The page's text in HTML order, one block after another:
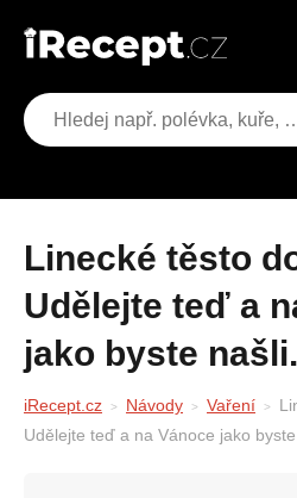
Linecké těsto do mrazáku.
Udělejte teď a
jako byste našli.
iRecept.cz Návody Vaření
Udělejte teď a na Vánoce jako byste